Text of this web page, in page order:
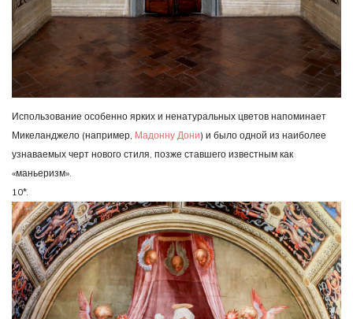
Использование особенно ярких и ненатуральных цветов напоминает
Микеланджело (например, Мадонну Дони) и было одной из наиболее
узнаваемых черт нового стиля, позже ставшего известным как
«маньеризм».
10*.